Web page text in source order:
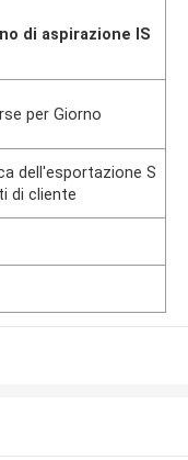
di aspirazione IS
per Giorno
dell'esportazione S
di cliente